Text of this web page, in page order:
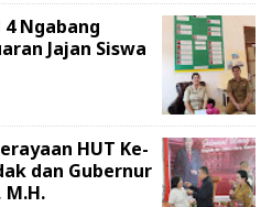
4 Ngabang
Jajan Siswa
HUT Ke-
dan Gubernur
M.H.